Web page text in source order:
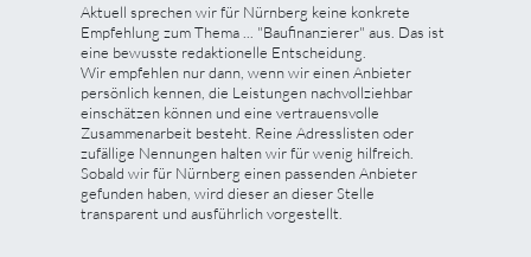
Aktuell sprechen wir für Nürnberg keine konkrete
Empfehlung zum Thema ... "Baufinanzierer" aus. Das ist
eine bewusste redaktionelle Entscheidung.
Wir empfehlen nur dann, wenn wir einen Anbieter
persönlich kennen, die Leistungen nachvollziehbar
einschätzen können und eine vertrauensvolle
Zusammenarbeit besteht. Reine Adresslisten oder
zufällige Nennungen halten wir für wenig hilfreich.
Sobald wir für Nürnberg einen passenden Anbieter
gefunden haben, wird dieser an dieser Stelle
transparent und ausführlich vorgestellt.